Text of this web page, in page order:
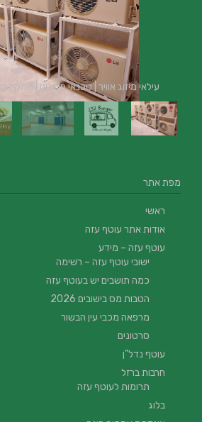
עילאי מיזוג אוויר | טכנאי מזגנים | מתקין
מפת אתר
ראשי
אודות אתר עוטף עזה
עוטף עזה – מידע
ישובי עוטף עזה – רשימה
כמה תושבים יש בעוטף עזה
הטבות מס בישובים 2026
מרפאה מכבי עין הבשור
סרטונים
עוטף נדל”ן
חרבות ברזל
תרומות לעוטף עזה
בלוג